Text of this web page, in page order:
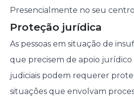
Presencialmente no seu
Proteção jurídica
As pessoas em situação de
que precisem de apoio jurídico
judiciais podem requerer
situações que envolvam